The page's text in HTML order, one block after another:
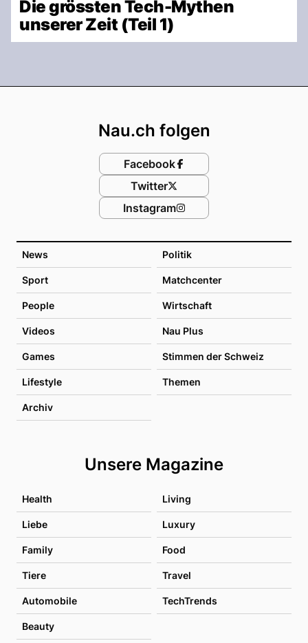
Die grössten Tech-Mythen
unserer Zeit (Teil 1)
News Politik
Sport Matchcenter
People Wirtschaft
Videos Nau Plus
Games Stimmen der Schweiz
Lifestyle Themen
Archiv
Unsere Magazine
Health Living
Liebe Luxury
Family Food
Tiere Travel
Automobile TechTrends
Beauty
Nau.ch folgen
Facebook
Twitter
Instagram